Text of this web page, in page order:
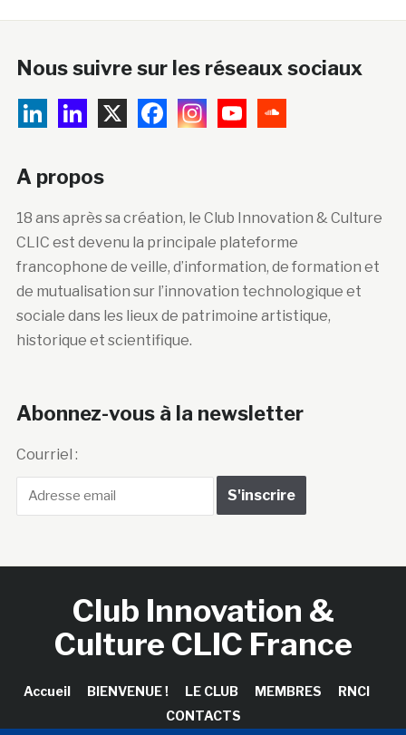
Nous suivre sur les réseaux sociaux
A propos
18 ans après sa création, le Club Innovation & Culture
CLIC est devenu la principale plateforme
francophone de veille, d’information, de formation et
de mutualisation sur l’innovation technologique et
sociale dans les lieux de patrimoine artistique,
historique et scientifique.
Abonnez-vous à la newsletter
Courriel :
Club Innovation &
Culture CLIC France
Accueil BIENVENUE ! LE CLUB MEMBRES
RNCI
CONTACTS